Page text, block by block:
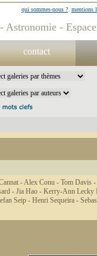
mentions
qui sommes-nous ?
Astronomie -
contact
-Alex Conu - Tom Davis -
- Jia Hao - Kerry-Ann Lecky
Seip - Henri Sequeira -